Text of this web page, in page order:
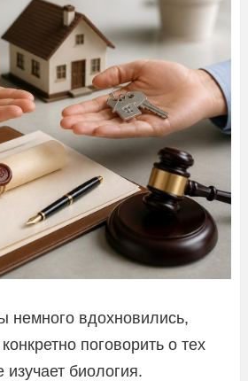
немного вдохновились,
поговорить о тех
изучает биология.